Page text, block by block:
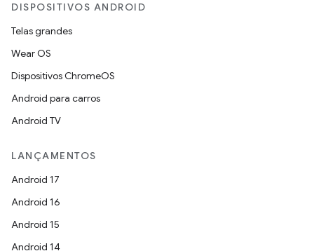
DISPOSITIVOS ANDROID
Telas grandes
Wear OS
Dispositivos ChromeOS
Android para carros
Android TV
LANÇAMENTOS
Android 17
Android 16
Android 15
Android 14